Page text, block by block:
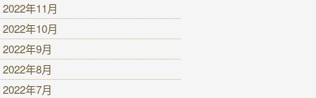
2022年11月
2022年10月
2022年9月
2022年8月
2022年7月